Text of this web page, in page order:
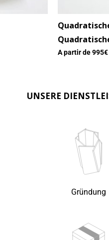
A partir de995
UNSERE
Gründung